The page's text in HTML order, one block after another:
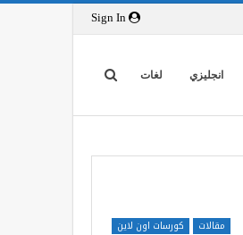
انجليزي لغات
مقالات كورسات اون لاين